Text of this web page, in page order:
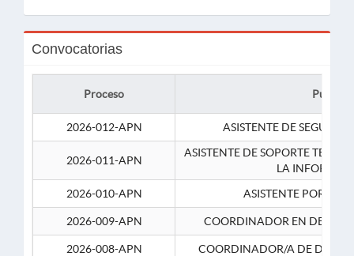
Convocatorias
Proceso Puesto
2026-012-APN ASISTENTE DE
2026-011-APN
ASISTENTE DE SOPORTE
LA
2026-010-APN
ASISTENTE
2026-009-APN COORDINADOR EN
2026-008-APN COORDINADOR/A DE